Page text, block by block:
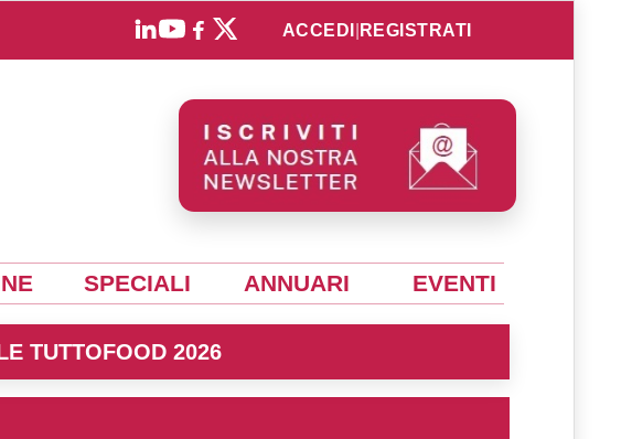
ACCEDI REGISTRATI
SPECIALI ANNUARI EVENTI
TUTTOFOOD 2026